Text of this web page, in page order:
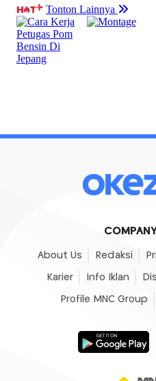
About Us Redaksi
Karier Info Iklan
Profile MNC Group